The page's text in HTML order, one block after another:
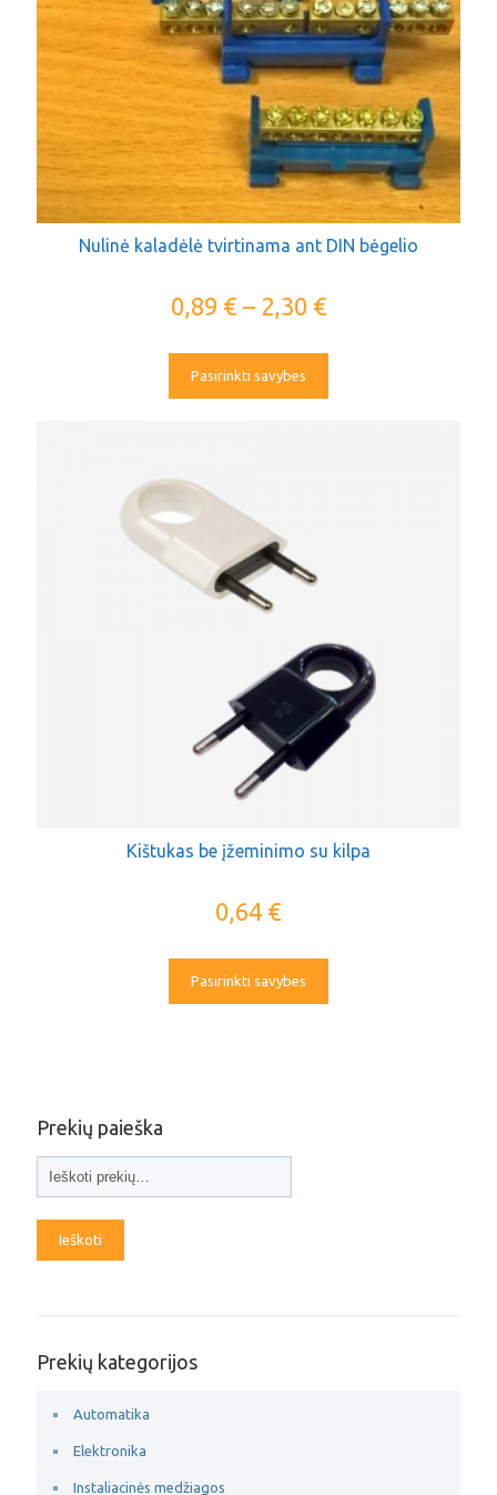
Nulinė kaladėlė tvirtinama ant DIN bėgelio
0,89 €– 2,30 €
Pasirinkti savybes
Kištukas be įžeminimo su kilpa
0,64 €
Pasirinkti savybes
Prekių paieška
Ieškoti
Prekių kategorijos
Automatika
Elektronika
Instaliacinės medžiagos